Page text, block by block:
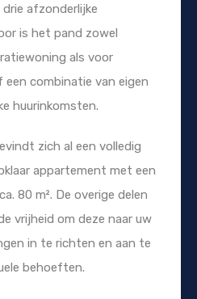
afzonderlijke
is het pand zowel
als voor
combinatie van eigen
huurinkomsten.
zich al een volledig
appartement met een
80 m². De overige delen
vrijheid om deze naar uw
in te richten en aan te
behoeften.